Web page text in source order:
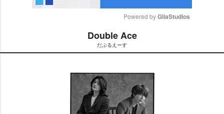
t
Powered by GliaStudios
Double Ace
だぶるえーす